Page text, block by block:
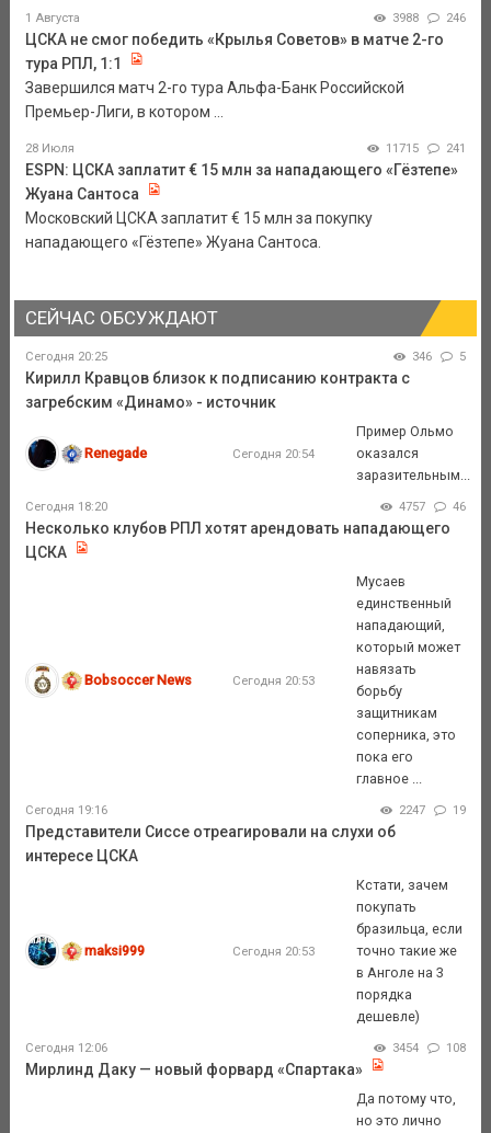
1 Августа 3988 246
ЦСКА не смог победить «Крылья Советов» в матче 2-го
тура РПЛ, 1:1
Завершился матч 2-го тура Альфа-Банк Российской
Премьер-Лиги, в котором ...
28 Июля 11715 241
ESPN: ЦСКА заплатит € 15 млн за нападающего «Гёзтепе»
Жуана Сантоса
Московский ЦСКА заплатит € 15 млн за покупку
нападающего «Гёзтепе» Жуана Сантоса.
СЕЙЧАС ОБСУЖДАЮТ
Сегодня 20:25 346 5
Кирилл Кравцов близок к подписанию контракта с
загребским «Динамо» - источник
Renegade Сегодня 20:54
Пример Ольмо
оказался
заразительным...
Сегодня 18:20 4757 46
Несколько клубов РПЛ хотят арендовать нападающего
ЦСКА
Bobsoccer News Сегодня 20:53
Мусаев
единственный
нападающий,
который может
навязать
борьбу
защитникам
соперника, это
пока его
главное ...
Сегодня 19:16 2247 19
Представители Сиссе отреагировали на слухи об
интересе ЦСКА
maksi999 Сегодня 20:53
Кстати, зачем
покупать
бразильца, если
точно такие же
в Анголе на 3
порядка
дешевле)
Сегодня 12:06 3454 108
Мирлинд Даку — новый форвард «Спартака»
Да потому что,
но это лично